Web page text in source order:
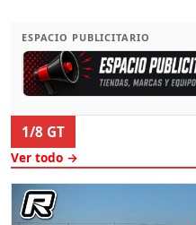
ESPACIO PUBLICITARIO
1/8 GT
Ver todo →